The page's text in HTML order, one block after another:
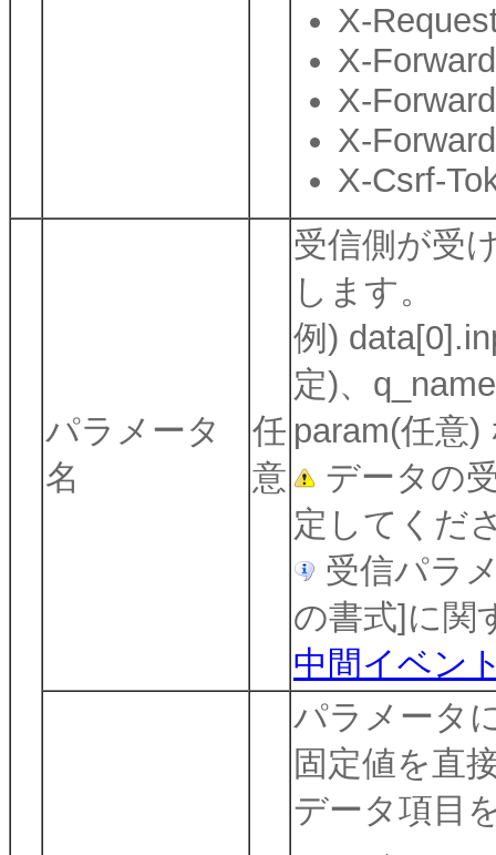
X-
X-
X-
X-
X-Csrf-
パラメータ
名
任
意
受信側が受
します。
例)
定)、
param(任意)
データの
定してくだ
受信パラ
の書式]に関
中間イベン
パラメータ
固定値を直
データ項目